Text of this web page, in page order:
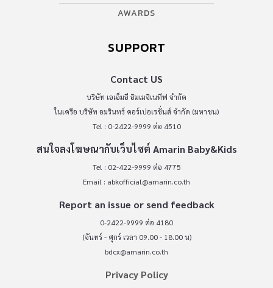
AWARDS
SUPPORT
Contact US
บริษัท เอเอ็มอี อิมเมจิเนทีฟ จำกัด
ในเครือ บริษัท อมรินทร์ คอร์เปอเรชั่นส์ จำกัด (มหาชน)
Tel : 0-2422-9999 ต่อ 4510
สนใจลงโฆษณากับเว็บไซต์ Amarin Baby&Kids
Tel : 02-422-9999 ต่อ 4775
Email : abkofficial@amarin.co.th
Report an issue or send feedback
0-2422-9999 ต่อ 4180
(จันทร์ - ศุกร์ เวลา 09.00 - 18.00 น)
bdcx@amarin.co.th
Privacy Policy